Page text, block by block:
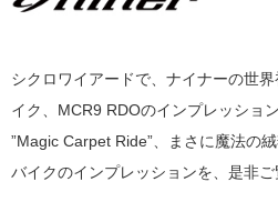
シクロワイアードで、ナイナーの世
イク、MCR9 RDOのインプレッショ
”Magic Carpet Ride”、まさに魔法の
バイクのインプレッションを、是非ご